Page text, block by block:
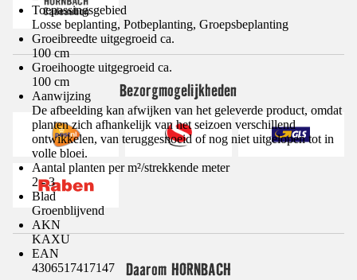
Toepassingsgebied
Losse beplanting, Potbeplanting, Groepsbeplanting
Groeibreedte uitgegroeid ca.
100 cm
Groeihoogte uitgegroeid ca.
100 cm
Aanwijzing
De afbeelding kan afwijken van het geleverde product, omdat
planten zich afhankelijk van het seizoen verschillend
ontwikkelen, van teruggesnoeid of nog niet uitgelopen tot in
volle bloei.
Aantal planten per m²/strekkende meter
2 - 3
Blad
Groenblijvend
AKN
KAXU
EAN
4306517417147
Bezorgmogelijkheden
Daarom HORNBACH